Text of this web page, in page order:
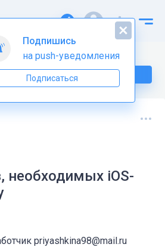
на нас в Telegram
необходимых iOS-
priyashkina98@mail.ru
Подпишись
на push-уведомления
Подписаться